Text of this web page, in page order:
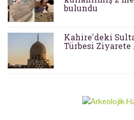
bulundu
Kahire'deki
Türbesi Ziyarete